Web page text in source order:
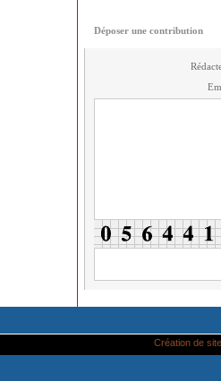
Déposer une contribution
Création de